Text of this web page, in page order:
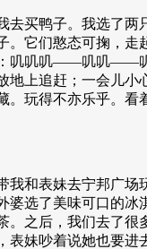
买鸭子。我选了两
。它们憨态可掬，走
叽叽叽——叽叽——
地上追赶；一会儿小
。玩得不亦乐乎。看
和表妹去宁邦广场
婆选了美味可口的冰
。之后，我们去了很
表妹吵着说她也要进